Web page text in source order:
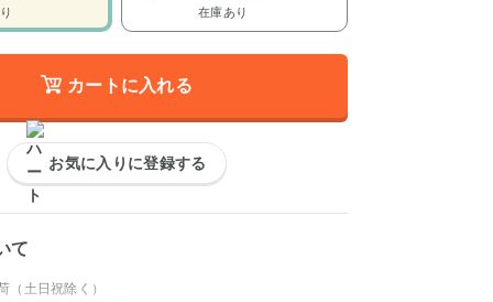
在庫あり
カートに入れる
お気に入りに登録する
て
（土日祝除く）